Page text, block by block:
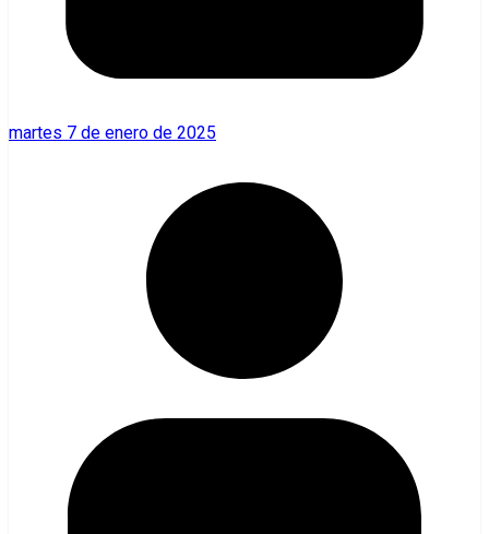
martes 7 de enero de 2025